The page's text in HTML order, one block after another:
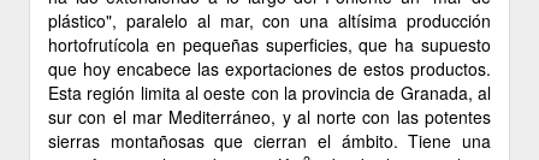
plástico", paralelo al mar, con una altísima producción
hortofrutícola en pequeñas superficies, que ha supuesto
que hoy encabece las exportaciones de estos productos.
Esta región limita al oeste con la provincia de Granada, al
sur con el mar Mediterráneo, y al norte con las potentes
sierras montañosas que cierran el ámbito. Tiene una